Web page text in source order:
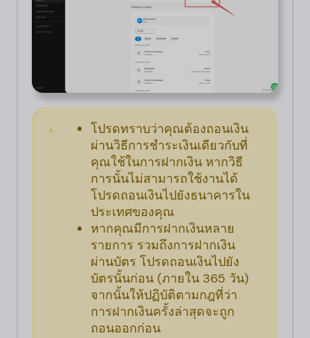
โปรดทราบว่าคุณต้องถอนเงิน
ผ่านวิธีการชำระเงินเดียวกับที่
คุณใช้ในการฝากเงิน หากวิธี
การนั้นไม่สามารถใช้งานได้
โปรดถอนเงินไปยังธนาคารใน
ประเทศของคุณ
หากคุณมีการฝากเงินหลาย
รายการ รวมถึงการฝากเงิน
ผ่านบัตร โปรดถอนเงินไปยัง
บัตรนั้นก่อน (ภายใน 365 วัน)
จากนั้นให้ปฏิบัติตามกฎที่ว่า
การฝากเงินครั้งล่าสุดจะถูก
ถอนออกก่อน